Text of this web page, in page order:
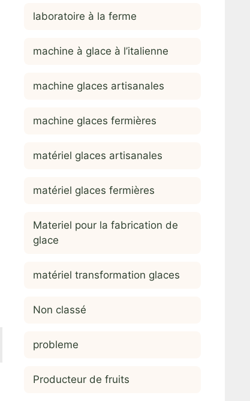
laboratoire à la ferme
machine à glace à l’italienne
machine glaces artisanales
machine glaces fermières
matériel glaces artisanales
matériel glaces fermières
Materiel pour la fabrication de
glace
matériel transformation glaces
Non classé
probleme
Producteur de fruits